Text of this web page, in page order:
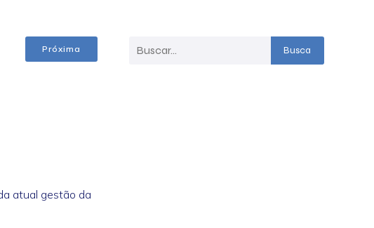
Próxima
atual gestão da
Busca